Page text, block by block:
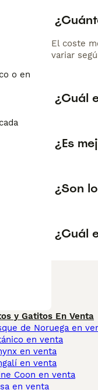
o en el
El coste
variar
¿Cuál
¿Es
¿Son
¿Cuál
y Gatitos En Venta
de Noruega en
en venta
en venta
en venta
Coon en venta
en venta